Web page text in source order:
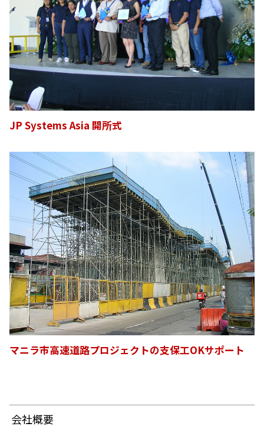
JP Systems Asia 開所式
マニラ市高速道路プロジェクトの支保工OKサポート
会社概要